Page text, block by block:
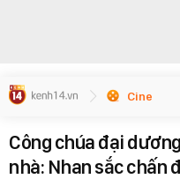
Cine
Công chúa đại
nhà: Nhan sắc chấn